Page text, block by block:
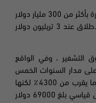
وانخفضت قيمة سوق العملات المشفرة بأكثر من 300 مليار دولار
إلى أقل من أعلى مستوى لها على الإطلاق عند 3 تريليون دولار
التشفير ، وفي الواقع
مدار السنوات الخمس
الماضية ، حيث قفزت عملة البيتكوين ما يقرب من 4300٪ لكنها
انخفضت بنسبة 40٪ تقريباً من مستوى قياسي بلغ 69000 دولار